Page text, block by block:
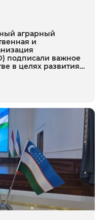
аграрный
и
подписали важное
в целях развития